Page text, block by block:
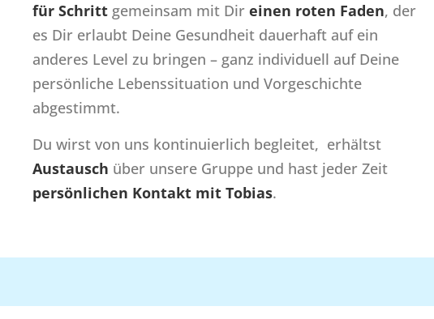
für Schritt gemeinsam mit Dir einen roten Faden, der
es Dir erlaubt Deine Gesundheit dauerhaft auf ein
anderes Level zu bringen – ganz individuell auf Deine
persönliche Lebenssituation und Vorgeschichte
abgestimmt.
Du wirst von uns kontinuierlich begleitet, erhältst
Austausch über unsere Gruppe und hast jeder Zeit
persönlichen Kontakt mit Tobias.